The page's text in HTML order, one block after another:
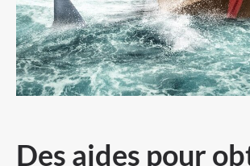
Des aides pour